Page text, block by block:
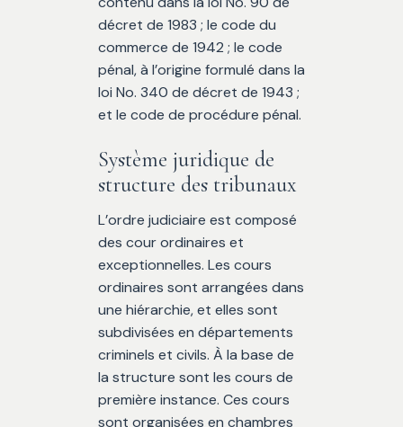
décret de 1983 ; le code du
commerce de 1942 ; le code
pénal, à l’origine formulé dans la
loi No. 340 de décret de 1943 ;
et le code de procédure pénal.
Système juridique de
structure des tribunaux
L’ordre judiciaire est composé
des cour ordinaires et
exceptionnelles. Les cours
ordinaires sont arrangées dans
une hiérarchie, et elles sont
subdivisées en départements
criminels et civils. À la base de
la structure sont les cours de
première instance. Ces cours
sont organisées en chambres